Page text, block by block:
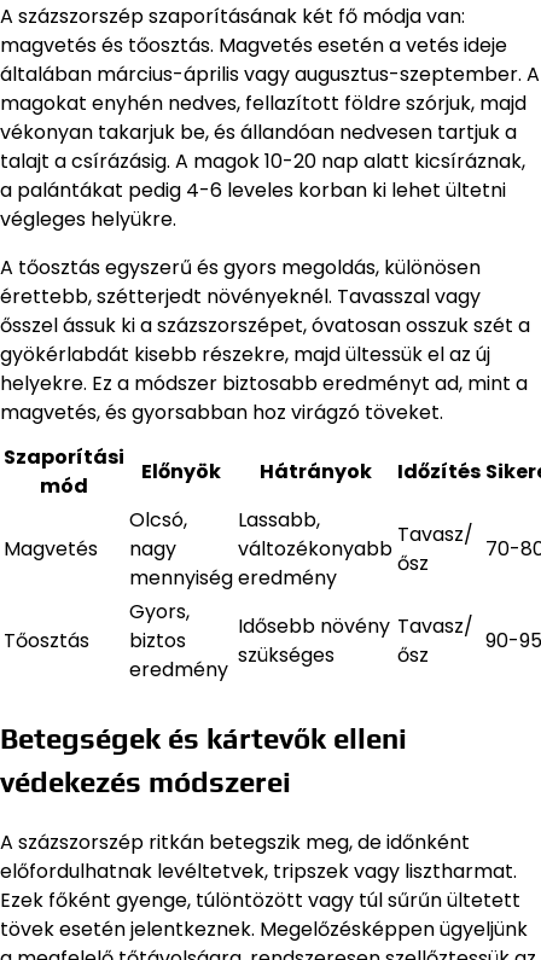
A százszorszép szaporításának két fő módja van:
magvetés és tőosztás. Magvetés esetén a vetés ideje
általában március-április vagy augusztus-szeptember. A
magokat enyhén nedves, fellazított földre szórjuk, majd
vékonyan takarjuk be, és állandóan nedvesen tartjuk a
talajt a csírázásig. A magok 10-20 nap alatt kicsíráznak,
a palántákat pedig 4-6 leveles korban ki lehet ültetni
végleges helyükre.
A tőosztás egyszerű és gyors megoldás, különösen
érettebb, szétterjedt növényeknél. Tavasszal vagy
ősszel ássuk ki a százszorszépet, óvatosan osszuk szét a
gyökérlabdát kisebb részekre, majd ültessük el az új
helyekre. Ez a módszer biztosabb eredményt ad, mint a
magvetés, és gyorsabban hoz virágzó töveket.
Szaporítási
mód
Előnyök Hátrányok Időzítés
Magvetés
Olcsó,
nagy
mennyiség
Lassabb,
változékonyabb
eredmény
Tavasz/
ősz
70-
Tőosztás
Gyors,
biztos
eredmény
Idősebb növény
szükséges
Tavasz/
ősz
90-
Betegségek és kártevők elleni
védekezés módszerei
A százszorszép ritkán betegszik meg, de időnként
előfordulhatnak levéltetvek, tripszek vagy lisztharmat.
Ezek főként gyenge, túlöntözött vagy túl sűrűn ültetett
tövek esetén jelentkeznek. Megelőzésképpen ügyeljünk